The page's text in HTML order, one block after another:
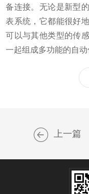
备连接。无论是新型
表系统，它都能很好
可以与其他类型的传
一起组成多功能的自动
上一篇